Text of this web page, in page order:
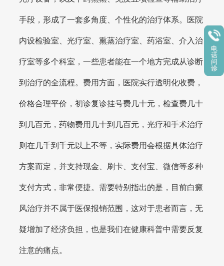
手段，形成了一套多角度、个性化的治疗体系。医院
内设检验室、光疗室、熏蒸治疗室、药浴室、介入治
疗室等多个科室，一些患者能在一个地方完成从诊断
到治疗的全流程。费用方面，医院实行透明化收费，
价格合理平价，初诊复诊挂号费几十元，检查费几十
到几百元，药物费用几十到几百元，光疗和手术治疗
则在几千到千元以上不等，实际费用会根据具体治疗
方案而定，并支持现金、刷卡、支付宝、微信等多种
支付方式，非常便捷。需要特别指出的是，目前白癜
风治疗并不属于医保报销范围，这对于患者而言，无
疑增加了经济负担，也是我们在健康科普中需要反复
注意的痛点。